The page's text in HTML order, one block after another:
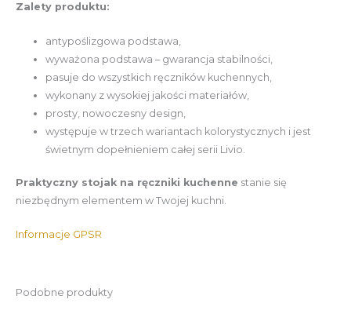
Zalety produktu:
antypoślizgowa podstawa,
wyważona podstawa – gwarancja stabilności,
pasuje do wszystkich ręczników kuchennych,
wykonany z wysokiej jakości materiałów,
prosty, nowoczesny design,
występuje w trzech wariantach kolorystycznych i jest
świetnym dopełnieniem całej serii Livio.
Praktyczny stojak na ręczniki kuchenne stanie się
niezbędnym elementem w Twojej kuchni.
Informacje GPSR
Podobne produkty